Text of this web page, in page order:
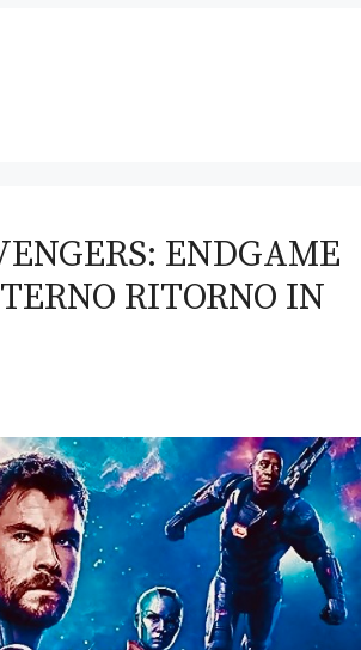
ENDGAME
RITORNO IN